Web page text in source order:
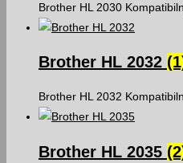
Brother HL 2030
Brother HL 2032
Brother HL 2032
Brother HL 2035